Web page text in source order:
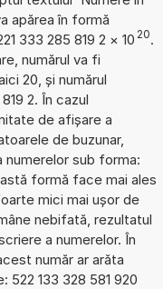
apărea în formă
333 285 819 2 × 10 20.
numărul va fi
20, și numărul
2. În cazul
de afișare a
de buzunar,
sub forma:
formă face mai ales
mici mai ușor de
nebifată, rezultatul
a numerelor. În
număr ar arăta
133 328 581 920